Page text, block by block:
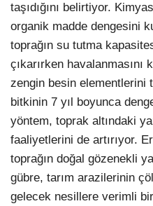
taşıdığını belirtiyor.
organik madde dengesini
toprağın su tutma
çıkarırken havalanmasını
zengin besin elementlerini
bitkinin 7 yıl boyunca
yöntem, toprak altındaki
faaliyetlerini de artırıyor.
toprağın doğal gözenekli
gübre, tarım arazilerinin
gelecek nesillere verimli bir